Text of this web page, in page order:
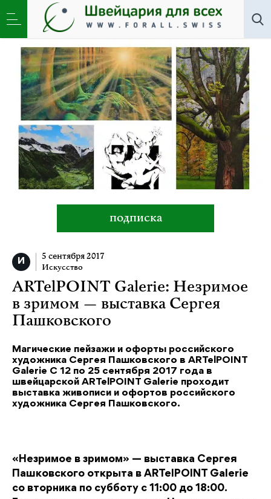
Искусство
ARTelPOINT Galerie: Незримое в
зримом — выставка Сергея Пашковского
подписка
5 сентября 2017
Искусство
ARTelPOINT Galerie: Незримое
в зримом — выставка Сергея
Пашковского
Магические пейзажи и офорты российского
художника Сергея Пашковского в ARTelPOINT
Galerie С 12 по 25 сентября 2017 года в
швейцарской ARTelPOINT Galerie проходит
выставка живописи и офортов российского
художника Сергея Пашковского.
«Незримое в зримом» — выставка Сергея
Пашковского открыта в ARTelPOINT Galerie
со вторника по субботу с 11:00 до 18:00.